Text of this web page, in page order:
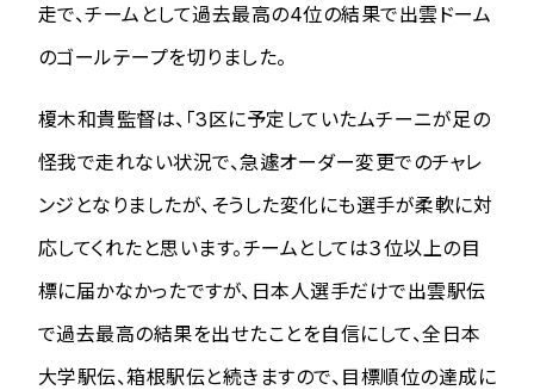
走で、チームとして過去最高の4位の結果で出雲ドーム
のゴールテープを切りました。
榎木和貴監督は、「3区に予定していたムチーニが足の
怪我で走れない状況で、急遽オーダー変更でのチャレ
ンジとなりましたが、そうした変化にも選手が柔軟に対
応してくれたと思います。チームとしては３位以上の目
標に届かなかったですが、日本人選手だけで出雲駅伝
で過去最高の結果を出せたことを自信にして、全日本
大学駅伝、箱根駅伝と続きますので、目標順位の達成に